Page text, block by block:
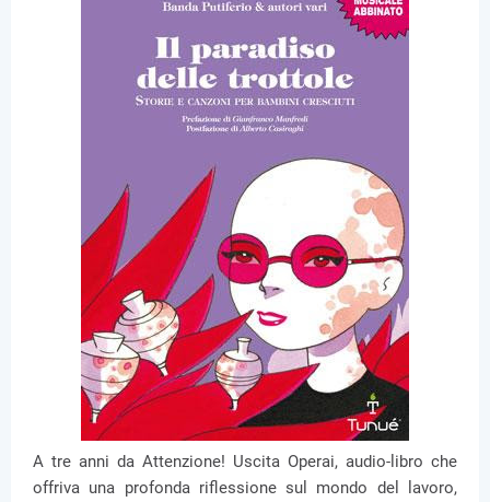
A tre anni da Attenzione! Uscita Operai, audio-libro che
offriva una profonda riflessione sul mondo del lavoro,